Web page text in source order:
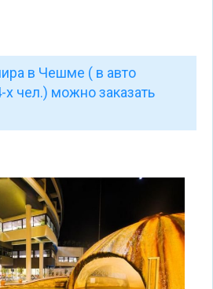
в Чешме ( в авто
чел.) можно заказать